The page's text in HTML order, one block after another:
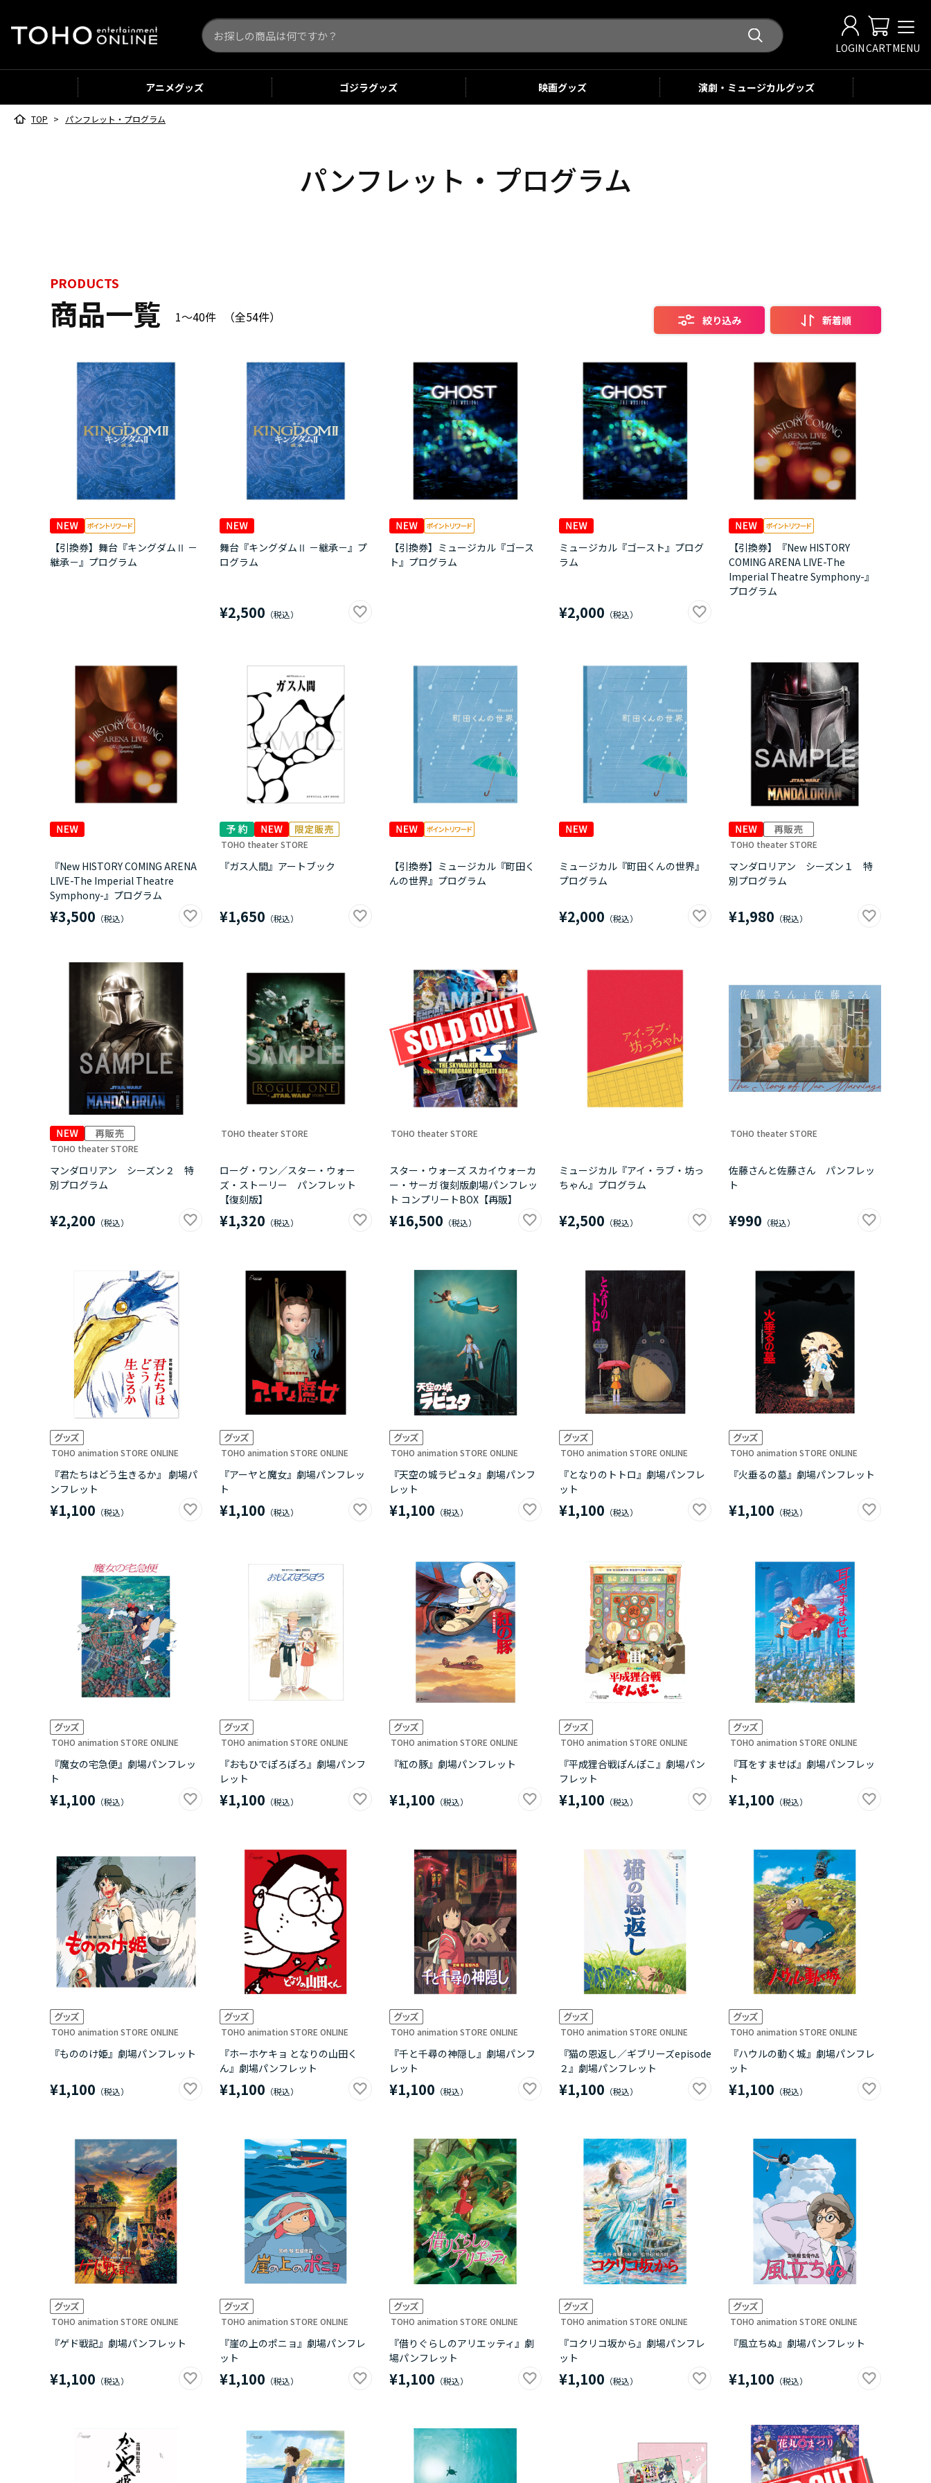
LOGINCARTMENU
アニメグッズ ゴジラグッズ 映画グッズ 演劇・ミュージカルグッズ
TOP > パンフレット・プログラム
パンフレット・プログラム
PRODUCTS
商品一覧 1～40件 （全54件） 絞り込み 新着順
【引換券】舞台『キングダムⅡ －
継承－』プログラム
舞台『キングダムⅡ －継承－』プ
ログラム
¥2,500
【引換券】ミュージカル『ゴース
ト』プログラム
ミュージカル『ゴースト』プログ
ラム
¥2,000
【引換券】『New HISTORY
COMING ARENA LIVE-The
Imperial Theatre Symphony-』
プログラム
『New HISTORY COMING ARENA
LIVE-The Imperial Theatre
Symphony-』プログラム
¥3,500
TOHO theater STORE
『ガス人間』アートブック
¥1,650
【引換券】ミュージカル『町田く
んの世界』プログラム
ミュージカル『町田くんの世界』
プログラム
¥2,000
TOHO theater STORE
マンダロリアン シーズン１ 特
別プログラム
¥1,980
TOHO theater STORE
マンダロリアン シーズン２ 特
別プログラム
¥2,200
TOHO theater STORE
ローグ・ワン／スター・ウォー
ズ・ストーリー パンフレット
【復刻版】
¥1,320
TOHO theater STORE
スター・ウォーズ スカイウォーカ
ー・サーガ 復刻版劇場パンフレッ
ト コンプリートBOX【再販】
¥16,500
ミュージカル『アイ・ラブ・坊っ
ちゃん』プログラム
¥2,500
TOHO theater STORE
佐藤さんと佐藤さん パンフレッ
ト
¥990
TOHO animation STORE ONLINE
『君たちはどう生きるか』 劇場パ
ンフレット
¥1,100
TOHO animation STORE ONLINE
『アーヤと魔女』劇場パンフレッ
ト
¥1,100
TOHO animation STORE ONLINE
『天空の城ラピュタ』劇場パンフ
レット
¥1,100
TOHO animation STORE ONLINE
『となりのトトロ』劇場パンフレ
ット
¥1,100
TOHO animation STORE ONLINE
『火垂るの墓』劇場パンフレット
¥1,100
TOHO animation STORE ONLINE
『魔女の宅急便』劇場パンフレッ
ト
¥1,100
TOHO animation STORE ONLINE
『おもひでぽろぽろ』劇場パンフ
レット
¥1,100
TOHO animation STORE ONLINE
『紅の豚』劇場パンフレット
¥1,100
TOHO animation STORE ONLINE
『平成狸合戦ぽんぽこ』劇場パン
フレット
¥1,100
TOHO animation STORE ONLINE
『耳をすませば』劇場パンフレッ
ト
¥1,100
TOHO animation STORE ONLINE
『もののけ姫』劇場パンフレット
¥1,100
TOHO animation STORE ONLINE
『ホーホケキョ となりの山田く
ん』劇場パンフレット
¥1,100
TOHO animation STORE ONLINE
『千と千尋の神隠し』劇場パンフ
レット
¥1,100
TOHO animation STORE ONLINE
『猫の恩返し／ギブリーズepisode
２』劇場パンフレット
¥1,100
TOHO animation STORE ONLINE
『ハウルの動く城』劇場パンフレ
ット
¥1,100
TOHO animation STORE ONLINE
『ゲド戦記』劇場パンフレット
¥1,100
TOHO animation STORE ONLINE
『崖の上のポニョ』劇場パンフレ
ット
¥1,100
TOHO animation STORE ONLINE
『借りぐらしのアリエッティ』劇
場パンフレット
¥1,100
TOHO animation STORE ONLINE
『コクリコ坂から』劇場パンフレ
ット
¥1,100
TOHO animation STORE ONLINE
『風立ちぬ』劇場パンフレット
¥1,100